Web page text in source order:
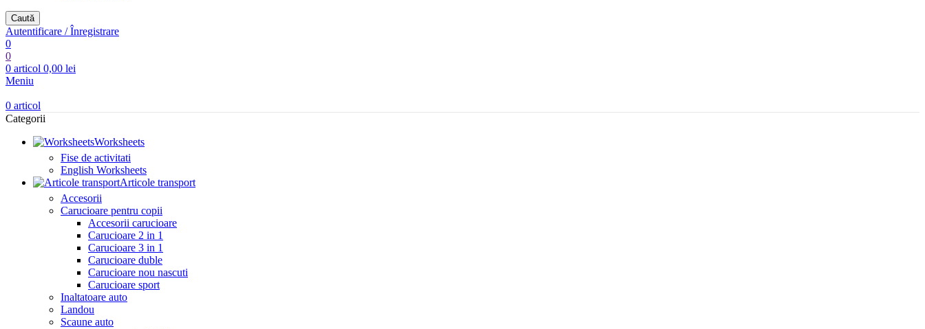
Caută
Autentificare / Înregistrare
0
0
0 articol 0,00 lei
Meniu
0 articol
Categorii
Worksheets
Fise de activitati
English Worksheets
Articole transport
Accesorii
Carucioare pentru copii
Accesorii carucioare
Carucioare 2 in 1
Carucioare 3 in 1
Carucioare duble
Carucioare nou nascuti
Carucioare sport
Inaltatoare auto
Landou
Scaune auto